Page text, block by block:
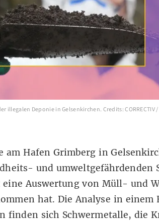
illegalen Deponie in Gelsenkirchen. Credits: CORRECTIV
am Hafen Grimberg in
und umweltgefährdenden
eine Auswertung von Müll- und
hat. Die Analyse in einem
finden sich Schwermetalle, die